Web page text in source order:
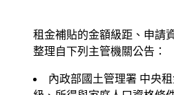
租金補貼的金額級距、申請
整理自下列主管機關公告：
內政部國土管理署 中央